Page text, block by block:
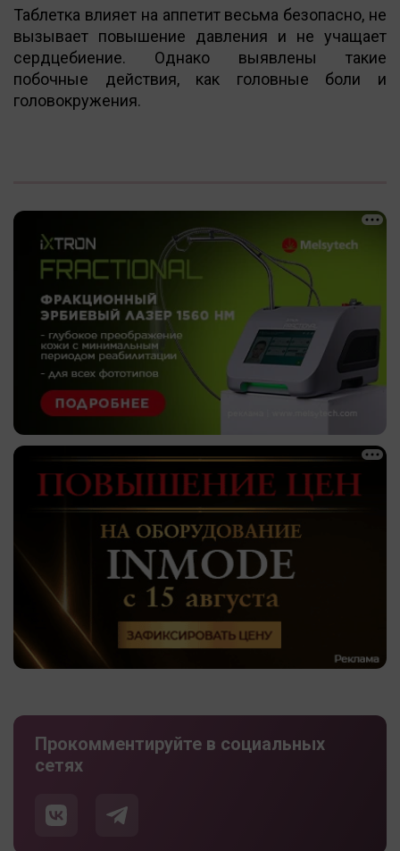
Таблетка влияет на аппетит весьма безопасно, не
вызывает повышение давления и не учащает
сердцебиение. Однако выявлены такие
побочные действия, как головные боли и
головокружения.
Прокомментируйте в социальных
сетях